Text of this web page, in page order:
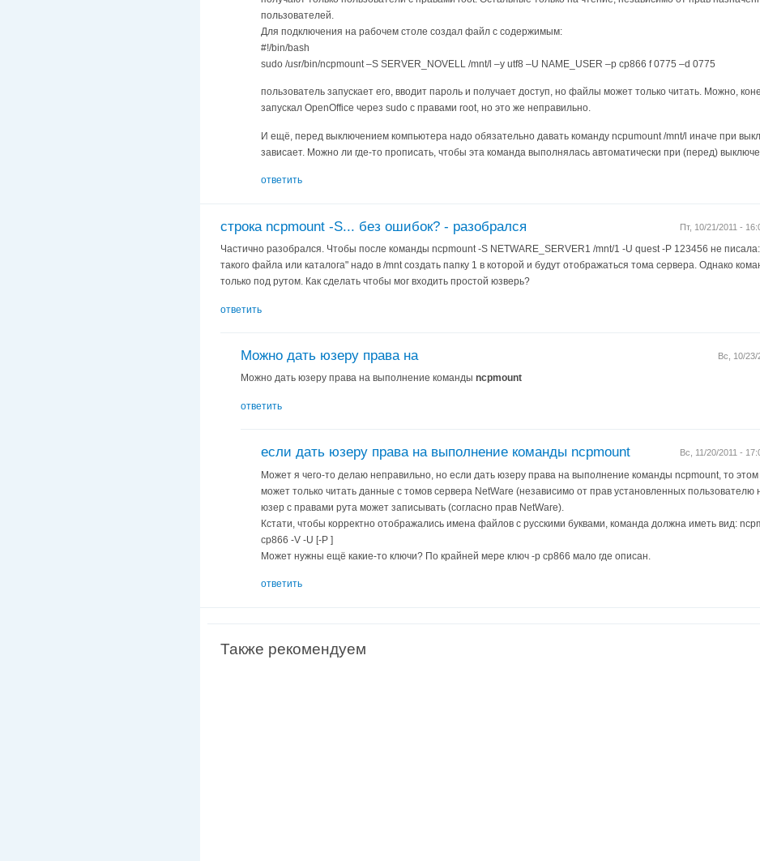
пользователей.
Для подключения на рабочем столе создал файл с содержимым:
#!/bin/bash
sudo /usr/bin/ncpmount –S SERVER_NOVELL /mnt/l –y utf8 –U NAME_USER –p cp866 f 0775 –d 0775
пользователь запускает его, вводит пароль и получает доступ, но файлы может только читать. Можно,
запускал OpenOffice через sudo с правами root, но это же неправильно.
И ещё, перед выключением компьютера надо обязательно давать команду ncpumount /mnt/l иначе при
зависает. Можно ли где-то прописать, чтобы эта команда выполнялась автоматически при (перед)
ответить
Пт, 10/21/2011 -
строка ncpmount -S... без ошибок? - разобрался
Частично разобрался. Чтобы после команды ncpmount -S NETWARE_SERVER1 /mnt/1 -U quest -P 123456 не
такого файла или каталога" надо в /mnt создать папку 1 в которой и будут отображаться тома сервера. Однако
только под рутом. Как сделать чтобы мог входить простой юзверь?
ответить
Вс, 10/
Можно дать юзеру права на
Можно дать юзеру права на выполнение команды ncpmount
ответить
Вс, 11/20/2011 -
если дать юзеру права на выполнение команды ncpmount
Может я чего-то делаю неправильно, но если дать юзеру права на выполнение команды ncpmount, то
может только читать данные с томов сервера NetWare (независимо от прав установленных пользователю
юзер с правами рута может записывать (согласно прав NetWare).
Кстати, чтобы корректно отображались имена файлов с русскими буквами, команда должна иметь вид:
cp866 -V -U [-P ]
Может нужны ещё какие-то ключи? По крайней мере ключ -p cp866 мало где описан.
ответить
Также рекомендуем